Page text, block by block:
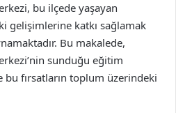
bu ilçede yaşayan
gelişimlerine katkı sağlamak
Bu makalede,
sunduğu eğitim
bu fırsatların toplum üzerindeki